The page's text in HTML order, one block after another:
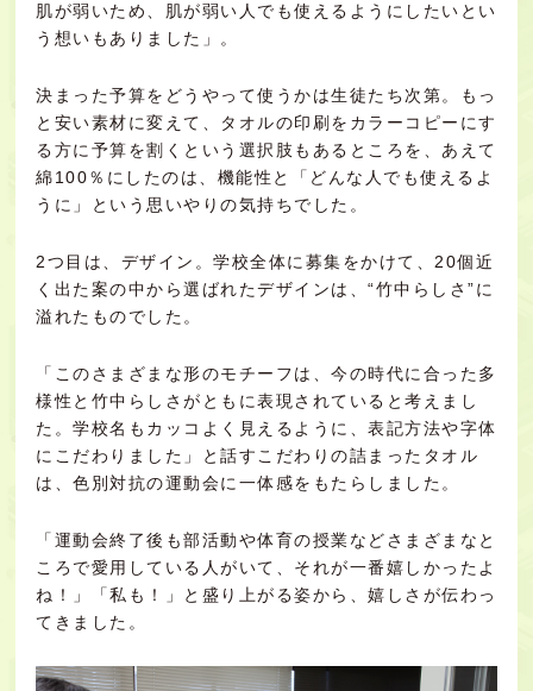
肌が弱いため、肌が弱い人でも使えるようにしたいとい
う想いもありました」。
決まった予算をどうやって使うかは生徒たち次第。もっ
と安い素材に変えて、タオルの印刷をカラーコピーにす
る方に予算を割くという選択肢もあるところを、あえて
綿100％にしたのは、機能性と「どんな人でも使えるよ
うに」という思いやりの気持ちでした。
2つ目は、デザイン。学校全体に募集をかけて、20個近
く出た案の中から選ばれたデザインは、“竹中らしさ”に
溢れたものでした。
「このさまざまな形のモチーフは、今の時代に合った多
様性と竹中らしさがともに表現されていると考えまし
た。学校名もカッコよく見えるように、表記方法や字体
にこだわりました」と話すこだわりの詰まったタオル
は、色別対抗の運動会に一体感をもたらしました。
「運動会終了後も部活動や体育の授業などさまざまなと
ころで愛用している人がいて、それが一番嬉しかったよ
ね！」「私も！」と盛り上がる姿から、嬉しさが伝わっ
てきました。